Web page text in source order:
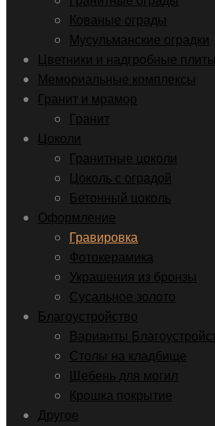
Кованые ограды
Мусульманские оградки
Цветники и надгробные плиты
Мемориальные комплексы
Гранит и мрамор
Гранит
Цоколи
Гранитные цоколи
Цоколь с оградой
Бетонный цоколь
Оформление
Гравировка
Фотокерамика
Украшения из бронзы
Сусальное золото
Благоустройство
Варианты
Столы на кладбище
Щебень для могил
Крошка покрытие
Другое